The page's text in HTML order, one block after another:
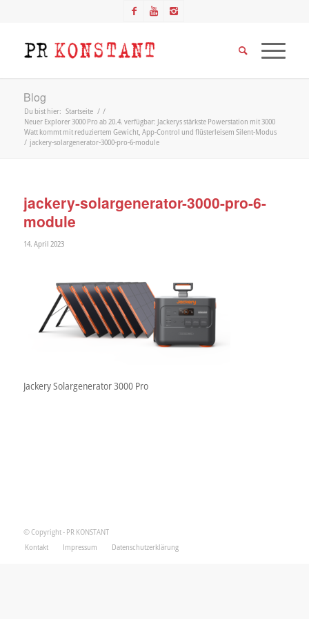
Blog
Du bist hier: Startseite / /
Neuer Explorer 3000 Pro ab 20.4. verfügbar: Jackerys stärkste Powerstation mit 3000
Watt kommt mit reduziertem Gewicht, App-Control und flüsterleisem Silent-Modus
/ jackery-solargenerator-3000-pro-6-module
jackery-solargenerator-3000-pro-6-
module
14. April 2023
Jackery Solargenerator 3000 Pro
© Copyright - PR KONSTANT
Kontakt
Impressum Datenschutzerklärung